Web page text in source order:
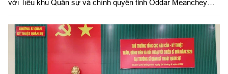
với Tiểu khu Quân sự và chính quyền tỉnh Oddar Meanchey
nguyện và chuyên gia Việt Nam hy sinh trên địa bàn tỉnh để đưa
về nước trong đợt 2, giai đoạn XXV (mùa khô 2025 – 2026).
Tham dự buổi lễ có Đại tá Nguyễn Đức Thuận, Đội trưởng Đội
K71; Thiếu tướng Mo Soeum, Chỉ huy trưởng Tiểu khu Quân
sự tỉnh Oddar Meanchey cùng đại diện chính quyền địa